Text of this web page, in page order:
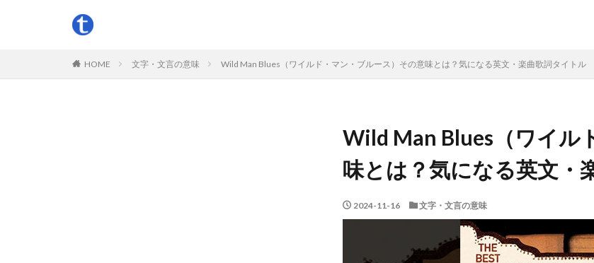
HOME 文字・文言の意味 Wild Man Blues（ワイルド・マン・ブルース）その意味とは？気になる英文・楽曲歌詞タイトル
Wild Man Blues（ワイル
味とは？気になる英文・
2024-11-16 文字・文言の意味